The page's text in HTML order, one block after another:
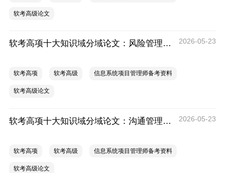
软考高级论文
软考高项十大知识域分域论文：风险管理论文专项 2026-05-23
软考高项 软考高级 信息系统项目管理师备考资料
软考高级论文
软考高项十大知识域分域论文：沟通管理论文专项 2026-05-23
软考高项 软考高级 信息系统项目管理师备考资料
软考高级论文